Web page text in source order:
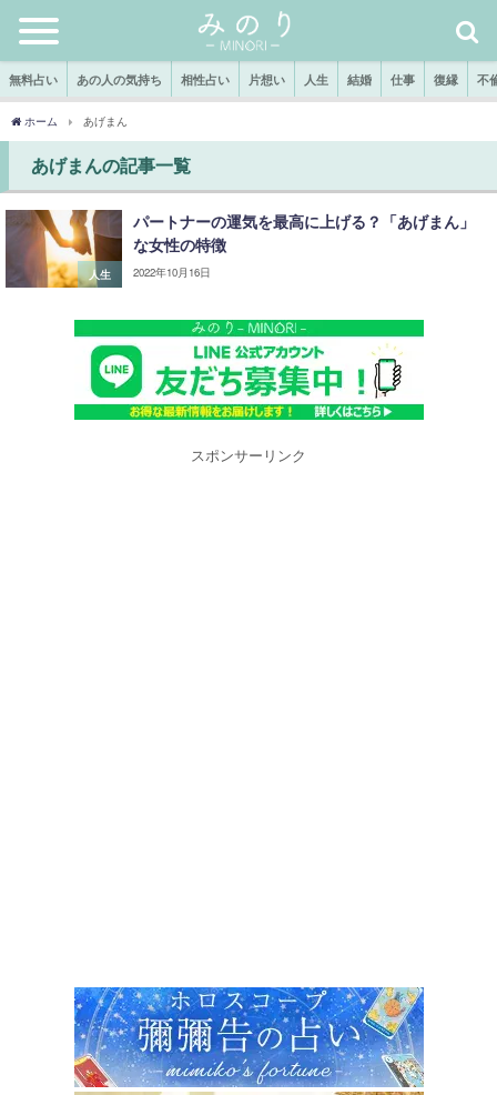
無料占い あの人の気持ち 相性占い 片想い 人生 結婚 仕事 復縁 不
ホーム あげまん
あげまんの記事一覧
人生
パートナーの運気を最高に上げる？「あげまん」
な女性の特徴
2022年10月16日
スポンサーリンク